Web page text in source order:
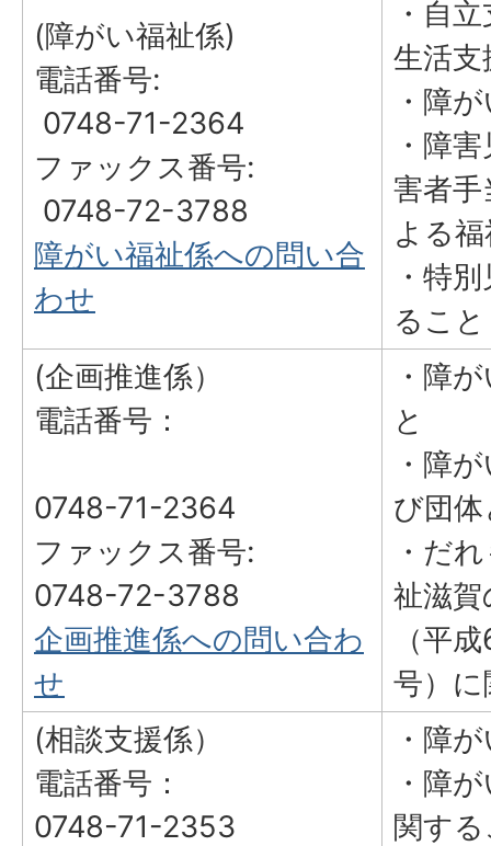
(障がい福祉係)
電話番号:
0748-71-2364
ファックス番号:
0748-72-3788
障がい福祉係への問い合
わせ
・自
生活支
・障
・障
害者
よる
・特
ること
(企画推進係）
電話番号：
0748-71-2364
ファックス番号:
0748-72-3788
企画推進係への問い合わ
せ
・障
と
・障
び団
・だ
祉滋
（平
号）
(相談支援係）
電話番号：
0748-71-2353
・障
・障
関す